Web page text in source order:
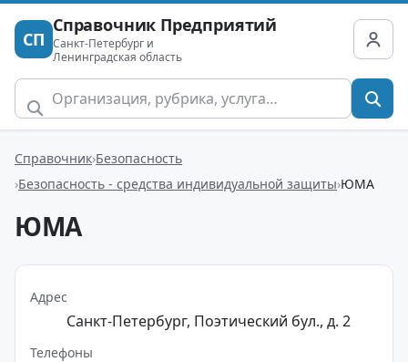
СП
Справочник Предприятий
Санкт-Петербург и
Ленинградская область
Справочник Безопасность
Безопасность - средства индивидуальной защиты ЮМА
ЮМА
Адрес
Санкт-Петербург, Поэтический бул., д. 2
Телефоны